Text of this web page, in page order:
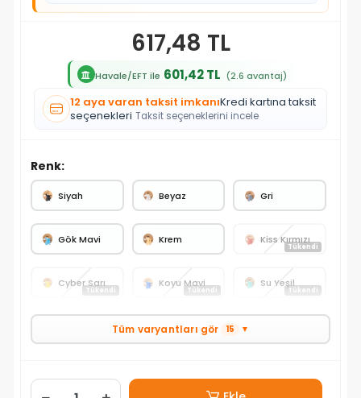
617,48 TL
Havale/EFT ile 601,42 TL (2.6 avantaj)
12 aya varan taksit imkanıKredi kartına taksit
seçenekleri Taksit seçeneklerini incele
Renk:
Siyah Beyaz Gri
Gök Mavi Krem Kiss Kırmızı
Tükendi
Cyber Sarı
Tükendi
Koyu Mavi
Tükendi
Su Yeşil
Tükendi
Tüm varyantları gör 15 ▼